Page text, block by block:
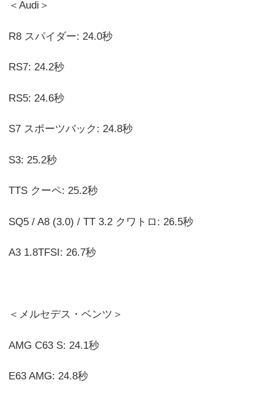
＜Audi＞
R8 スパイダー: 24.0秒
RS7: 24.2秒
RS5: 24.6秒
S7 スポーツバック: 24.8秒
S3: 25.2秒
TTS クーペ: 25.2秒
SQ5 / A8 (3.0) / TT 3.2 クワトロ: 26.5秒
A3 1.8TFSI: 26.7秒
＜メルセデス・ベンツ＞
AMG C63 S: 24.1秒
E63 AMG: 24.8秒